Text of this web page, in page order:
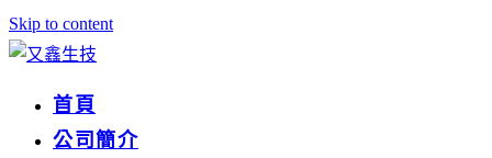
Skip to content
首頁
公司簡介